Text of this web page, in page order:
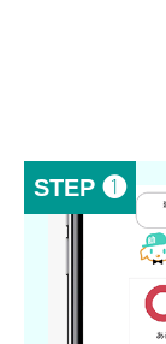
STEP ❶